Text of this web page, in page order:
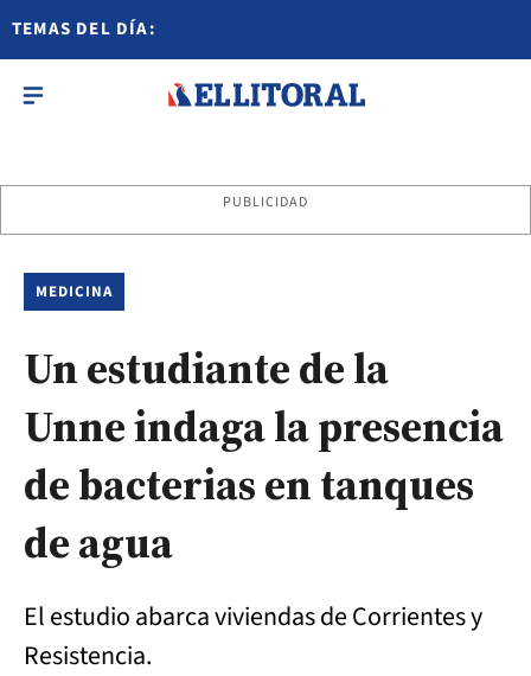
TEMAS DEL DÍA:
PUBLICIDAD
MEDICINA
Un estudiante de la
Unne indaga la presencia
de bacterias en tanques
de agua
El estudio abarca viviendas de Corrientes y
Resistencia.